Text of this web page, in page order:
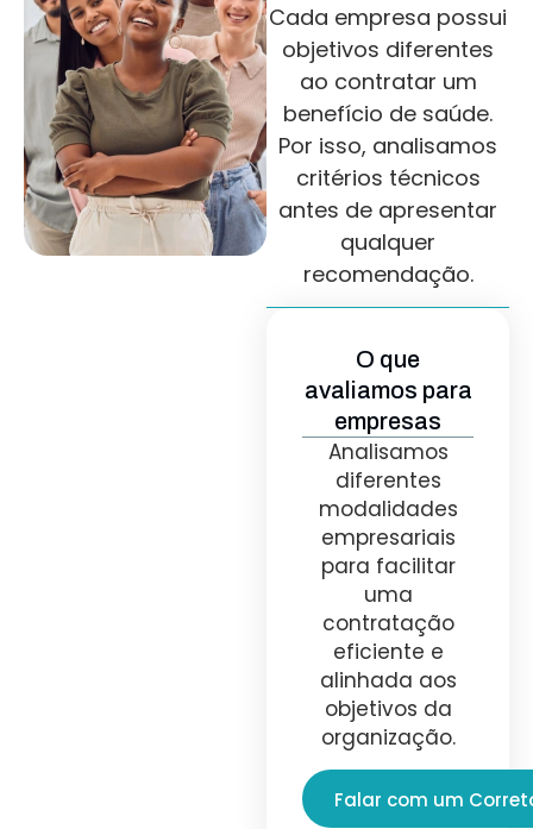
Cada empresa possui
objetivos diferentes
ao contratar um
benefício de saúde.
Por isso, analisamos
critérios técnicos
antes de apresentar
qualquer
recomendação.
O que
avaliamos para
empresas
Analisamos
diferentes
modalidades
empresariais
para facilitar
uma
contratação
eficiente e
alinhada aos
objetivos da
organização.
Falar com um